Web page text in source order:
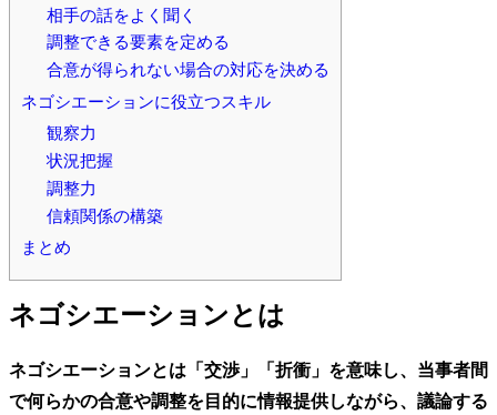
相手の話をよく聞く
調整できる要素を定める
合意が得られない場合の対応を決める
ネゴシエーションに役立つスキル
観察力
状況把握
調整力
信頼関係の構築
まとめ
ネゴシエーションとは
ネゴシエーションとは「交渉」「折衝」を意味し、当事者間
で何らかの合意や調整を目的に情報提供しながら、議論する